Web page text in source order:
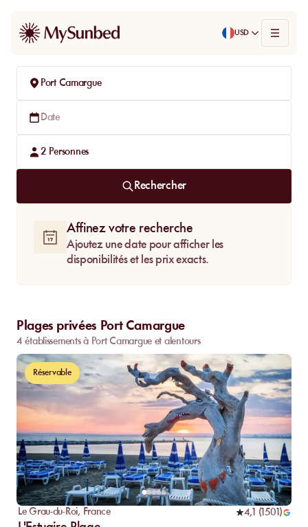
USD
Port Camargue
Date
2 Personnes
Rechercher
Affinez votre recherche
Ajoutez une date pour afficher les
disponibilités et les prix exacts.
Plages privées Port Camargue
4 établissements à Port Camargue et alentours
Réservable
Le Grau-du-Roi, France 4,1 (1501 )